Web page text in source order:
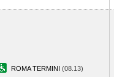
ROMA TERMINI (08.13)